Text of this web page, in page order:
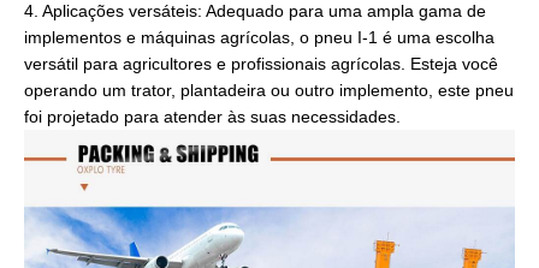
4. Aplicações versáteis: Adequado para uma ampla gama de
implementos e máquinas agrícolas, o pneu I-1 é uma escolha
versátil para agricultores e profissionais agrícolas. Esteja você
operando um trator, plantadeira ou outro implemento, este pneu
foi projetado para atender às suas necessidades.